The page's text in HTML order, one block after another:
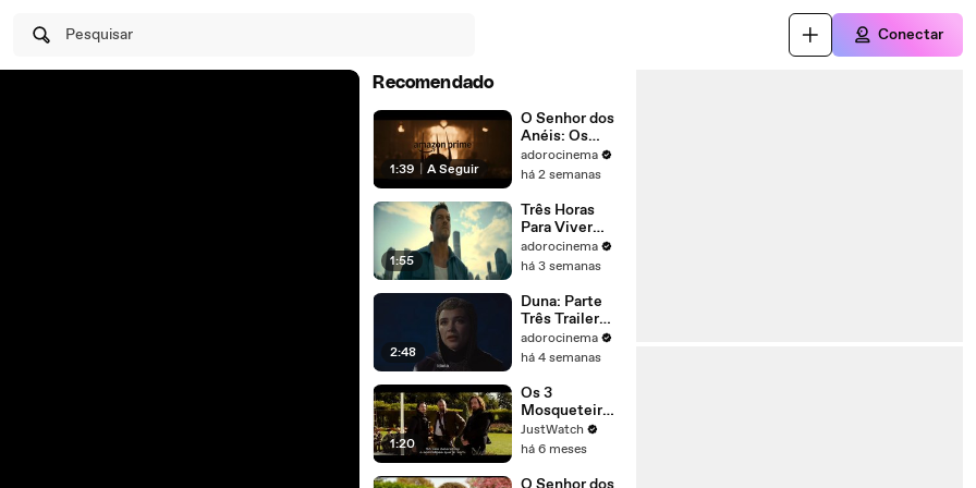
Pesquisar Conectar
Recomendado
1:39 A Seguir
O Senhor dos
Anéis: Os
Anéis de
Poder
Trailer
Dublado
adorocinema
há 2 semanas
1:55
Três Horas
Para Viver
Trailer
Original
adorocinema
há 3 semanas
2:48
Duna: Parte
Três Trailer
Legendado
adorocinema
há 4 semanas
1:20
Os 3
Mosqueteiros
| movie | 1953
| Official
JustWatch
há 6 meses